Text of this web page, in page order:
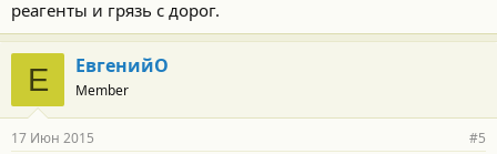
реагенты и грязь с дорог.
Е ЕвгенийО
Member
17 Июн 2015 #5